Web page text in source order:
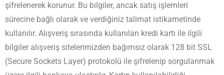
şifrelenerek korunur. Bu bilgiler, ancak satış işlemleri
sürecine bağlı olarak ve verdiğiniz talimat istikametinde
kullanılır. Alışveriş sırasında kullanılan kredi kartı ile ilgili
bilgiler alışveriş sitelerimizden bağımsız olarak 128 bit SSL
(Secure Sockets Layer) protokolü ile şifrelenip sorgulanmak